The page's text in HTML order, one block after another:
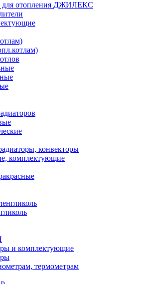
для отопления ДЖИЛЕКС
конвекторы
комплектующие
и комплектующие
термометрам